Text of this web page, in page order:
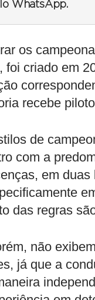
WhatsApp.
os
foi criado em
recebe
de
com a
em
das regras
não
já que a